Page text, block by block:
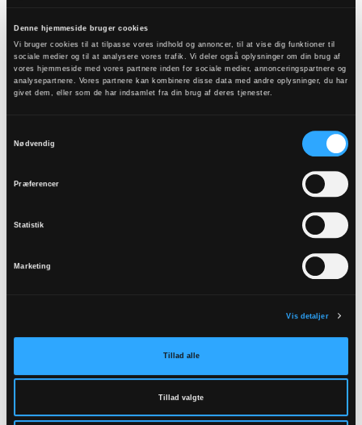
Denne hjemmeside bruger cookies
Vi bruger cookies til at tilpasse vores indhold og annoncer, til at vise dig funktioner til
sociale medier og til at analysere vores trafik. Vi deler også oplysninger om din brug af
vores hjemmeside med vores partnere inden for sociale medier, annonceringspartnere og
analysepartnere. Vores partnere kan kombinere disse data med andre oplysninger, du har
givet dem, eller som de har indsamlet fra din brug af deres tjenester.
Nødvendig
Præferencer
Statistik
Marketing
Vis detaljer
Tillad alle
Tillad valgte
liw@km.dk
Asdal Kirke
9850
Hirtshals